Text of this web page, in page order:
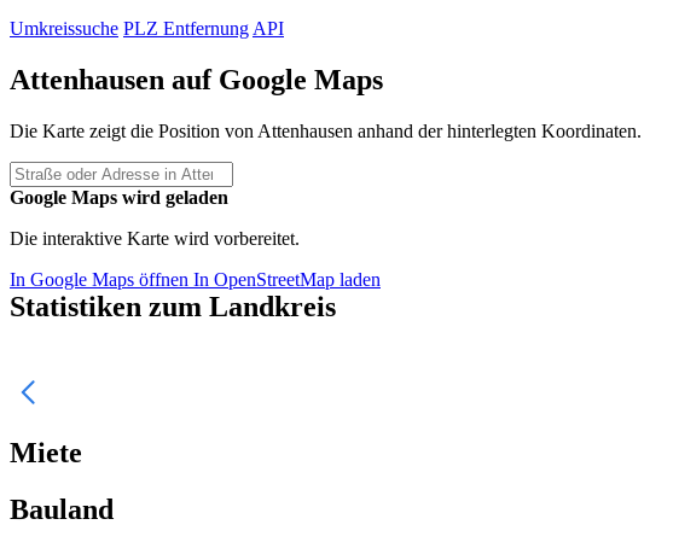
Umkreissuche PLZ EntfernungAPI
Attenhausen auf Google Maps
Die Karte zeigt die Position von Attenhausen anhand der hinterlegten Koordinaten.
Google Maps wird geladen
Die interaktive Karte wird vorbereitet.
In Google Maps öffnen In OpenStreetMap laden
Statistiken zum Landkreis
Miete
Bauland